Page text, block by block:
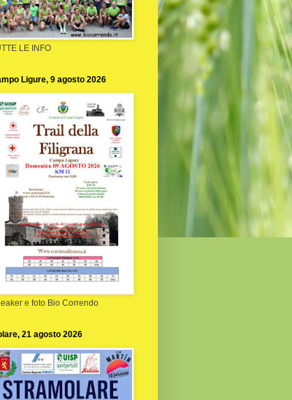
LE INFO
Ligure, 9 agosto 2026
e foto Bio Correndo
21 agosto 2026